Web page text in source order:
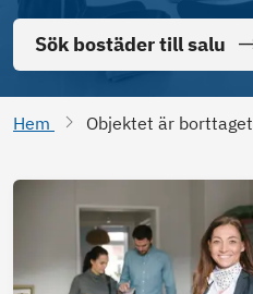
Sök bostäder till salu
Hem Objektet är borttaget